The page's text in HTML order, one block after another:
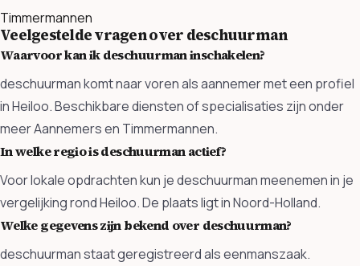
Timmermannen
Veelgestelde vragen over deschuurman
Waarvoor kan ik deschuurman inschakelen?
deschuurman komt naar voren als aannemer met een profiel
in Heiloo. Beschikbare diensten of specialisaties zijn onder
meer Aannemers en Timmermannen.
In welke regio is deschuurman actief?
Voor lokale opdrachten kun je deschuurman meenemen in je
vergelijking rond Heiloo. De plaats ligt in Noord-Holland.
Welke gegevens zijn bekend over deschuurman?
deschuurman staat geregistreerd als eenmanszaak.